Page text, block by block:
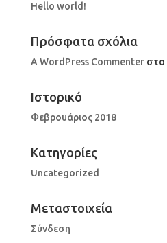
Hello world!
Πρόσφατα σχόλια
A WordPress Commenterστο
Ιστορικό
Φεβρουάριος 2018
Kατηγορίες
Uncategorized
Μεταστοιχεία
Σύνδεση